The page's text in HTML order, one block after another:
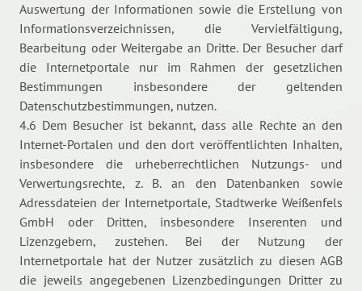
Auswertung der Informationen sowie die Erstellung von
Informationsverzeichnissen, die Vervielfältigung,
Bearbeitung oder Weitergabe an Dritte. Der Besucher darf
die Internetportale nur im Rahmen der gesetzlichen
Bestimmungen insbesondere der geltenden
Datenschutzbestimmungen, nutzen.
4.6 Dem Besucher ist bekannt, dass alle Rechte an den
Internet-Portalen und den dort veröffentlichten Inhalten,
insbesondere die urheberrechtlichen Nutzungs- und
Verwertungsrechte, z. B. an den Datenbanken sowie
Adressdateien der Internetportale, Stadtwerke Weißenfels
GmbH oder Dritten, insbesondere Inserenten und
Lizenzgebern, zustehen. Bei der Nutzung der
Internetportale hat der Nutzer zusätzlich zu diesen AGB
die jeweils angegebenen Lizenzbedingungen Dritter zu